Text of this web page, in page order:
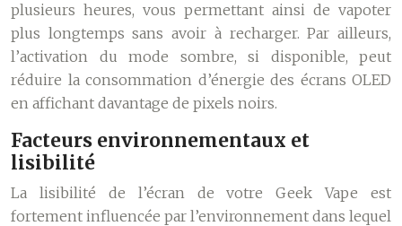
plusieurs heures, vous permettant ainsi de vapoter
plus longtemps sans avoir à recharger. Par ailleurs,
l’activation du mode sombre, si disponible, peut
réduire la consommation d’énergie des écrans OLED
en affichant davantage de pixels noirs.
Facteurs environnementaux et
lisibilité
La lisibilité de l’écran de votre Geek Vape est
fortement influencée par l’environnement dans lequel